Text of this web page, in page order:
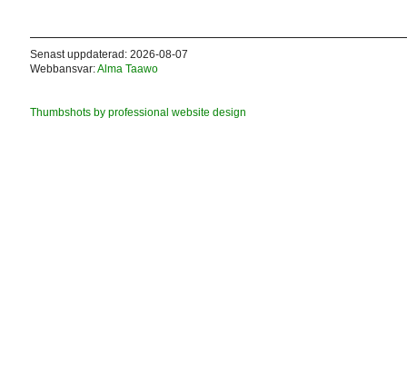
Senast uppdaterad: 2026-08-07
Webbansvar:Alma Taawo
Thumbshots by professional website design